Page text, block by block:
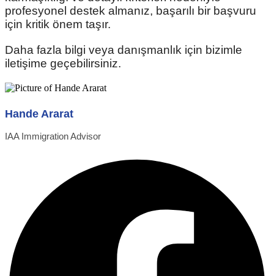
profesyonel destek almanız, başarılı bir başvuru
için kritik önem taşır.
Daha fazla bilgi veya danışmanlık için bizimle
iletişime geçebilirsiniz.
Hande Ararat
IAA Immigration Advisor